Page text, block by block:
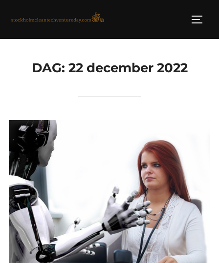
DAG: 22 december 2022